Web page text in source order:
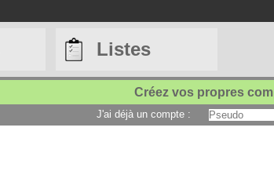
Listes
Créez vos propres
J'ai déjà un compte :